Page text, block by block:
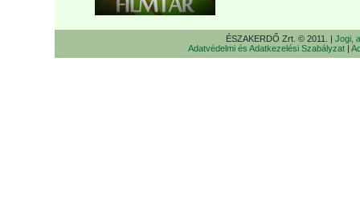
ÉSZAKERDŐ Zrt. © 2011. | Jogi,
Adatvédelmi és Adatkezelési Szabályzat|